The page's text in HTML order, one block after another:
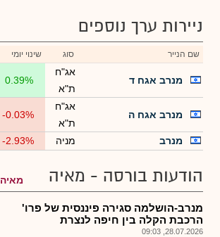
ניירות ערך נוספים
שם הנייר סוג שינוי יומי
מנרב אגח ד
אג"ח
ת"א
0.39%
מנרב אגח ה
אג"ח
ת"א
-0.03%
מנרב מניה -2.93%
הודעות בורסה - מאיה מאיה
מנרב-הושלמה סגירה פיננסית של פרו'
הרכבת הקלה בין חיפה לנצרת
28.07.2026, 09:03